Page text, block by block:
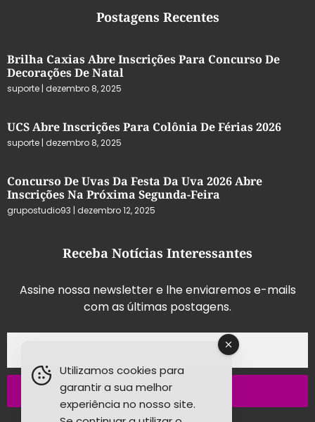
Postagens Recentes
Brilha Caxias Abre Inscrições Para Concurso De
Decorações De Natal
suporte dezembro 8, 2025
UCS Abre Inscrições Para Colônia De Férias 2026
suporte dezembro 8, 2025
Concurso De Uvas Da Festa Da Uva 2026 Abre
Inscrições Na Próxima Segunda-Feira
grupostudio93 dezembro 12, 2025
Receba Notícias Interessantes
Assine nossa newsletter e lhe enviaremos e-mails
com as últimas postagens.
Inscrever-se
Utilizamos cookies para
garantir a sua melhor
experiência no nosso site.